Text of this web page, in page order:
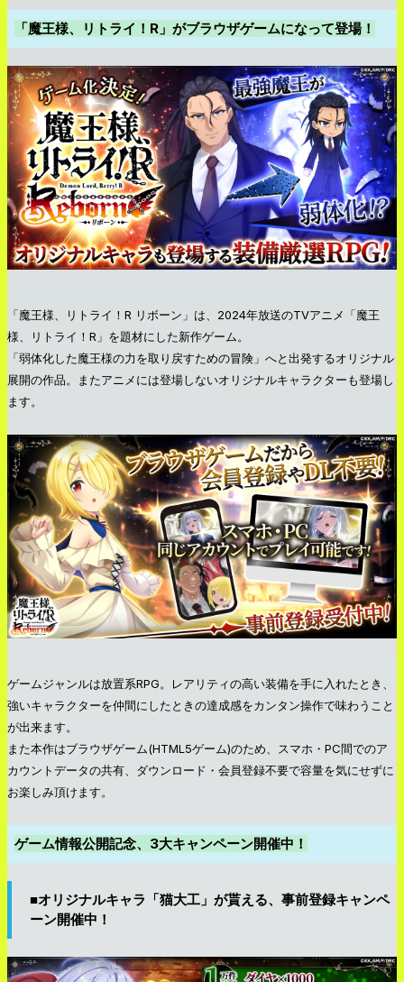
「魔王様、リトライ！R」がブラウザゲームになって登場！
「魔王様、リトライ！R リボーン」は、2024年放送のTVアニメ「魔王
様、リトライ！R」を題材にした新作ゲーム。
「弱体化した魔王様の力を取り戻すための冒険」へと出発するオリジナル
展開の作品。またアニメには登場しないオリジナルキャラクターも登場し
ます。
ゲームジャンルは放置系RPG。レアリティの高い装備を手に入れたとき、
強いキャラクターを仲間にしたときの達成感をカンタン操作で味わうこと
が出来ます。
また本作はブラウザゲーム(HTML5ゲーム)のため、スマホ・PC間でのア
カウントデータの共有、ダウンロード・会員登録不要で容量を気にせずに
お楽しみ頂けます。
ゲーム情報公開記念、3️大キャンペーン開催中！
■オリジナルキャラ「猫大工」が貰える、事前登録キャンペ
ーン開催中！